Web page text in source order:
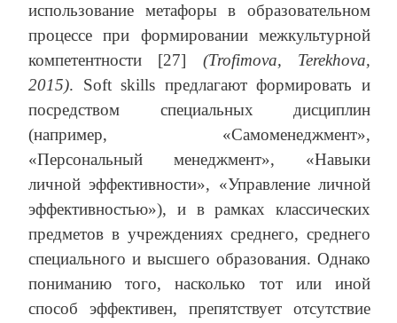
использование метафоры в образовательном
процессе при формировании межкультурной
компетентности [27] (Trofimova, Terekhova,
2015). Soft skills предлагают формировать и
посредством специальных дисциплин
(например, «Самоменеджмент»,
«Персональный менеджмент», «Навыки
личной эффективности», «Управление личной
эффективностью»), и в рамках классических
предметов в учреждениях среднего, среднего
специального и высшего образования. Однако
пониманию того, насколько тот или иной
способ эффективен, препятствует отсутствие